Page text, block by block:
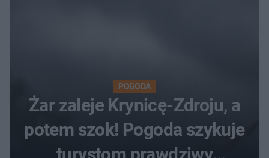
POGODA
Żar zaleje Krynicę-Zdroju, a
potem szok! Pogoda szykuje